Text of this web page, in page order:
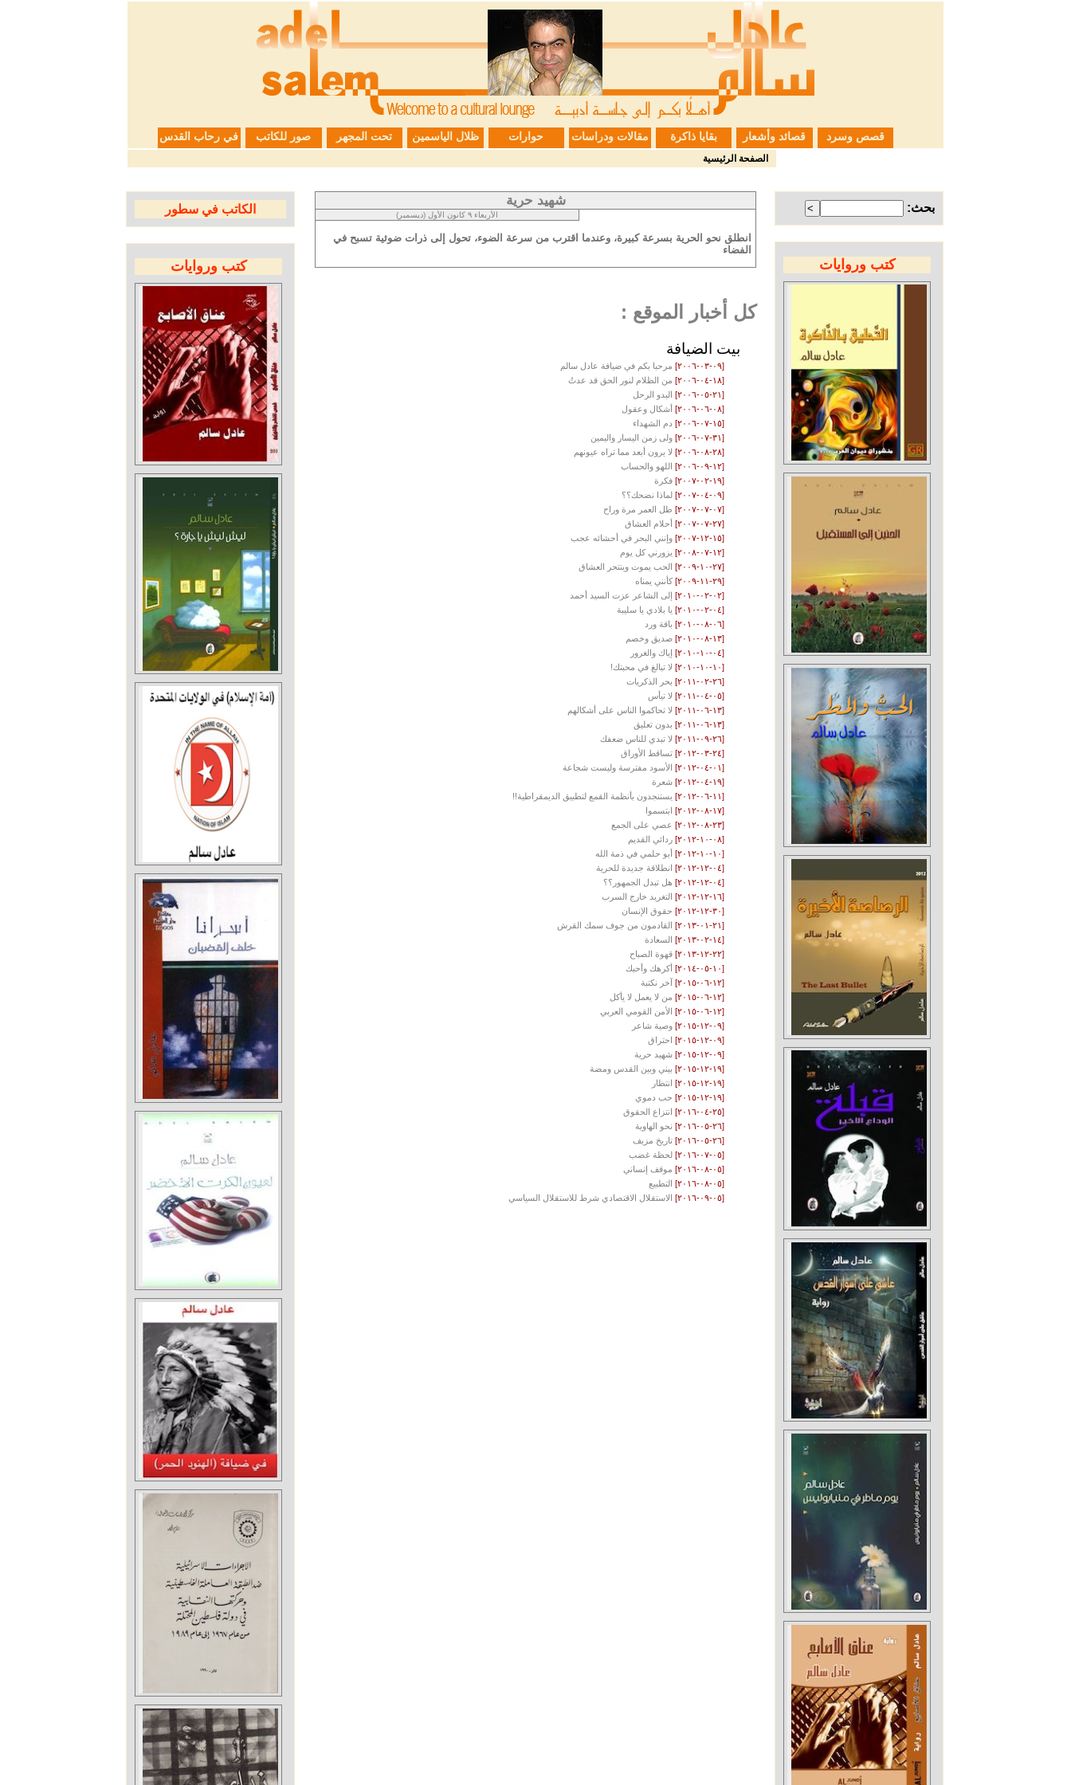
قصص وسرد قصائد وأشعار بقايا ذاكرة مقالات ودراسات حوارات ظلال الياسمين تحت المجهر صور للكاتب في رحاب القدس
الصفحة الرئيسية
بحث:
كتب وروايات
الكاتب في سطور
كتب وروايات
شهيد حرية
الأربعاء ٩ كانون الأول (ديسمبر)
انطلق نحو الحرية بسرعة كبيرة، وعندما اقترب من سرعة الضوء، تحول إلى ذرات ضوئية تسبح في
الفضاء
كل أخبار الموقع :
بيت الضيافة
[٠٩-٠٣-٢٠٠٦]
مرحبا بكم في ضيافة عادل سالم
[١٨-٠٤-٢٠٠٦]
من الظلام لنور الحق قد عدتُ
[٢١-٠٥-٢٠٠٦]
البدو الرحل
[٠٨-٠٦-٢٠٠٦]
أشكال وعقول
[١٥-٠٧-٢٠٠٦]
دم الشهداء
[٣١-٠٧-٢٠٠٦]
ولى زمن اليسار واليمين
[٢٨-٠٨-٢٠٠٦]
لا يرون أبعد مما تراه عيونهم
[١٢-٠٩-٢٠٠٦]
اللهو والحساب
[١٩-٠٢-٢٠٠٧]
فكرة
[٠٩-٠٤-٢٠٠٧]
لماذا نضحك؟؟
[٠٧-٠٧-٢٠٠٧]
طل العمر مرة وراح
[٢٧-٠٧-٢٠٠٧]
أحلام العشاق
[١٥-١٢-٢٠٠٧]
وإنني البحر في أحشائه عجب
[١٢-٠٧-٢٠٠٨]
يزورني كل يوم
[٢٧-١٠-٢٠٠٩]
الحب يموت وينتحر العشاق
[٢٩-١١-٢٠٠٩]
كأنني يمناه
[٠٢-٠٢-٢٠١٠]
إلى الشاعر عزت السيد أحمد
[٠٤-٠٢-٢٠١٠]
يا بلادي يا سليبة
[٠٦-٠٨-٢٠١٠]
باقة ورد
[١٣-٠٨-٢٠١٠]
صديق وخصم
[٠٤-١٠-٢٠١٠]
إياك والغرور
[١٠-١٠-٢٠١٠]
لا تبالغ في محبتك!
[٢٦-٠٢-٢٠١١]
بحر الذكريات
[٠٥-٠٤-٢٠١١]
لا تيأس
[١٣-٠٦-٢٠١١]
لا تحاكموا الناس على أشكالهم
[١٣-٠٦-٢٠١١]
بدون تعليق
[٢٦-٠٩-٢٠١١]
لا تبدي للناس ضعفك
[٢٤-٠٣-٢٠١٢]
تساقط الأوراق
[٠١-٠٤-٢٠١٢]
الأسود مفترسة وليست شجاعة
[١٩-٠٤-٢٠١٢]
شعرة
[١١-٠٦-٢٠١٢]
يستنجدون بأنظمة القمع لتطبيق الديمقراطية!!
[١٧-٠٨-٢٠١٢]
ابتسموا
[٢٣-٠٨-٢٠١٢]
عصي على الجمع
[٠٨-١٠-٢٠١٢]
ردائي القديم
[١٠-١٠-٢٠١٢]
أبو حلمي في ذمة الله
[٠٤-١٢-٢٠١٢]
انطلاقة جديدة للحرية
[٠٤-١٢-٢٠١٢]
هل تبدل الجمهور؟؟
[١٦-١٢-٢٠١٢]
التغريد خارج السرب
[٣٠-١٢-٢٠١٢]
حقوق الإنسان
[٢١-٠١-٢٠١٣]
القادمون من جوف سمك القرش
[١٤-٠٢-٢٠١٣]
السعادة
[٢٢-١٢-٢٠١٣]
قهوة الصباح
[١٠-٠٥-٢٠١٤]
أكرهك وأحبك
[١٢-٠٦-٢٠١٥]
آخر نكتبة
[١٢-٠٦-٢٠١٥]
من لا يعمل لا يأكل
[١٢-٠٦-٢٠١٥]
الأمن القومي العربي
[٠٩-١٢-٢٠١٥]
وصية شاعر
[٠٩-١٢-٢٠١٥]
احتراق
[٠٩-١٢-٢٠١٥]
شهيد حرية
[١٩-١٢-٢٠١٥]
بيني وبين القدس ومضة
[١٩-١٢-٢٠١٥]
انتظار
[١٩-١٢-٢٠١٥]
حب دموي
[٢٥-٠٤-٢٠١٦]
انتزاع الحقوق
[٢٦-٠٥-٢٠١٦]
نحو الهاوية
[٢٦-٠٥-٢٠١٦]
تاريخ مزيف
[٠٥-٠٧-٢٠١٦]
لحظة غضب
[٠٥-٠٨-٢٠١٦]
موقف إنساني
[٠٥-٠٨-٢٠١٦]
التطبيع
[٠٥-٠٩-٢٠١٦]
الاستقلال الاقتصادي شرط للاستقلال السياسي